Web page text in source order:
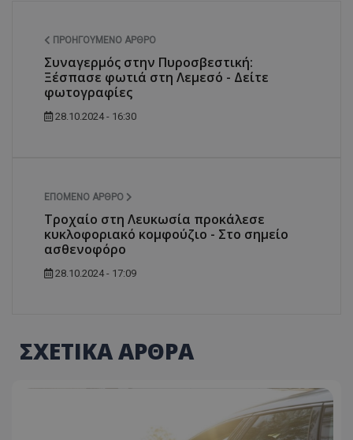
ΠΡΟΗΓΟΎΜΕΝΟ ΆΡΘΡΟ
Συναγερμός στην Πυροσβεστική:
Ξέσπασε φωτιά στη Λεμεσό - Δείτε
φωτογραφίες
28.10.2024 - 16:30
ΕΠΌΜΕΝΟ ΆΡΘΡΟ
Τροχαίο στη Λευκωσία προκάλεσε
κυκλοφοριακό κομφούζιο - Στο σημείο
ασθενοφόρο
28.10.2024 - 17:09
ΣΧΕΤΙΚΑ ΑΡΘΡΑ